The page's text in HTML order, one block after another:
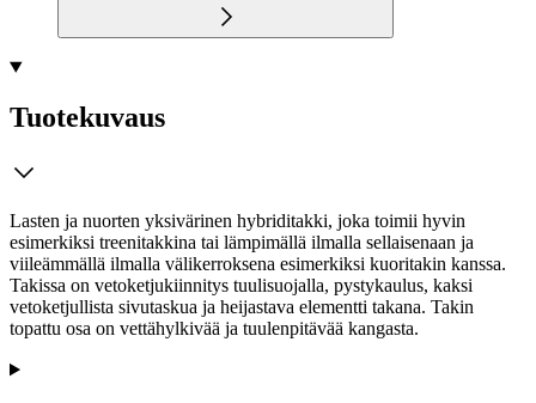
Tuotekuvaus
Lasten ja nuorten yksivärinen hybriditakki, joka toimii hyvin
esimerkiksi treenitakkina tai lämpimällä ilmalla sellaisenaan ja
viileämmällä ilmalla välikerroksena esimerkiksi kuoritakin kanssa.
Takissa on vetoketjukiinnitys tuulisuojalla, pystykaulus, kaksi
vetoketjullista sivutaskua ja heijastava elementti takana. Takin
topattu osa on vettähylkivää ja tuulenpitävää kangasta.